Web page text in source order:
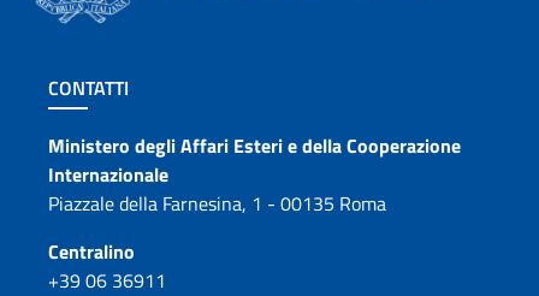
Sezione footer
CONTATTI
Contatti
Ministero degli Affari Esteri e della Cooperazione
Internazionale
Piazzale della Farnesina, 1 - 00135 Roma
Centralino
+39 06 36911